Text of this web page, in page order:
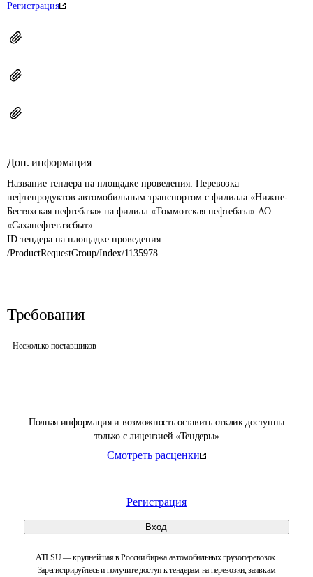
Полная информация и возможность оставить отклик доступны
только с лицензией «Тендеры»
Смотреть расценки
Регистрация
Вход
ATI.SU — крупнейшая в России биржа автомобильных грузоперевозок.
Зарегистрируйтесь и получите доступ к тендерам на перевозки, заявкам
Регистрация
Доп. информация
Название тендера на площадке проведения: Перевозка
нефтепродуктов автомобильным транспортом с филиала «Нижне-
Бестяхская нефтебаза» на филиал «Томмотская нефтебаза» АО
«Саханефтегазсбыт».
ID тендера на площадке проведения:
/ProductRequestGroup/Index/1135978
Требования
Несколько поставщиков